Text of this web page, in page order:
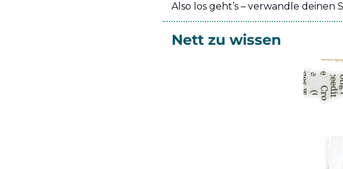
Also los geht’s – verwandle deinen
Nett zu wissen